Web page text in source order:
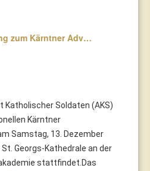
zum Kärntner Adv…
Katholischer Soldaten (AKS)
Kärntner
Samstag, 13. Dezember
Georgs-Kathedrale an der
stattfindet.Das